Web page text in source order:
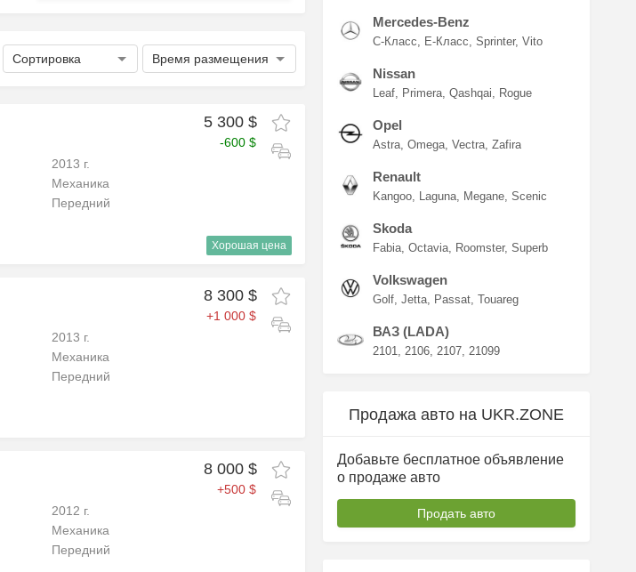
Сортировка Время размещения
5 300 $
-600 $
2013 г.
Механика
Передний
Хорошая цена
8 300 $
+1 000 $
2013 г.
Механика
Передний
8 000 $
+500 $
2012 г.
Механика
Передний
Mercedes-Benz
C-Класс E-Класс Sprinter Vito
Nissan
Leaf Primera Qashqai Rogue
Opel
Astra Omega Vectra Zafira
Renault
Kangoo Laguna Megane Scenic
Skoda
Fabia Octavia Roomster Superb
Volkswagen
Golf Jetta Passat Touareg
ВАЗ (LADA)
2101 2106 2107 21099
Продажа авто на UKR.ZONE
Добавьте бесплатное объявление
о продаже авто
Продать авто